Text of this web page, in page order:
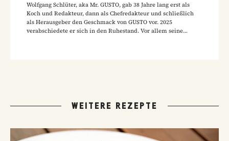
Wolfgang Schlüter, aka Mr. GUSTO, gab 38 Jahre lang erst als
Koch und Redakteur, dann als Chefredakteur und schließlich
als Herausgeber den Geschmack von GUSTO vor. 2025
verabschiedete er sich in den Ruhestand. Vor allem seine
WEITERE REZEPTE